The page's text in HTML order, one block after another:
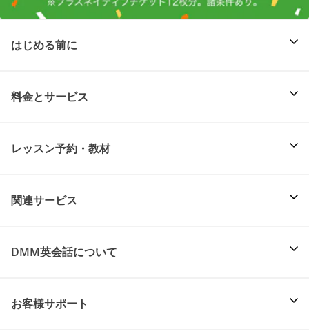
はじめる前に
料金とサービス
レッスン予約・教材
関連サービス
DMM英会話について
お客様サポート